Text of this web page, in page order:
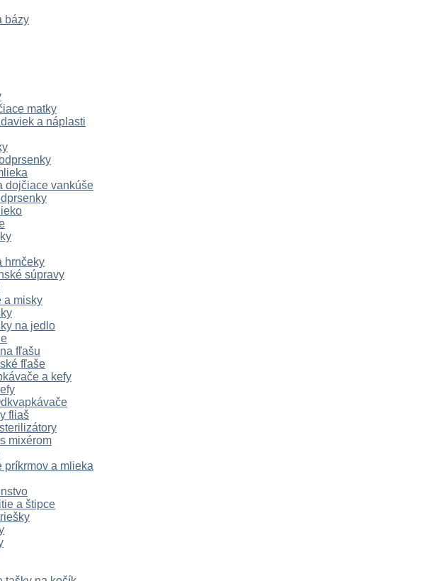
bázy
matky
a náplasti
dojčiace vankúše
hrnčeky
súpravy
a misky
na jedlo
fľašu
fľaše
a kefy
fliaš
mixérom
príkrmov a mlieka
a štipce